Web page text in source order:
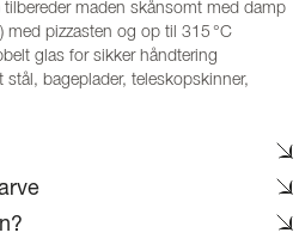
maden skånsomt med damp
med pizzasten og op til 315 °C
glas for sikker håndtering
stål, bageplader, teleskopskinner,